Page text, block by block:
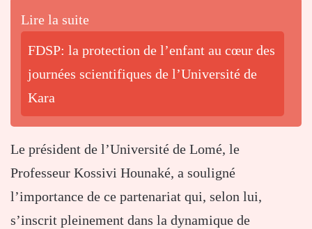
Lire la suite
FDSP: la protection de l’enfant au cœur des
journées scientifiques de l’Université de
Kara
Le président de l’Université de Lomé, le
Professeur Kossivi Hounaké, a souligné
l’importance de ce partenariat qui, selon lui,
s’inscrit pleinement dans la dynamique de